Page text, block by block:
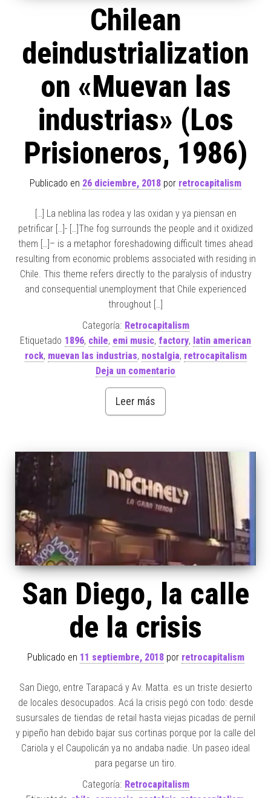
Chilean
deindustrialization
on «Muevan las
industrias» (Los
Prisioneros, 1986)
Publicado en 26 diciembre, 2018 por retrocapitalism
[…] La neblina las rodea y las oxidan y ya piensan en
petrificar […]- […]The fog surrounds the people and it oxidized
them […]– is a metaphor foreshadowing difficult times ahead
resulting from economic problems associated with residing in
Chile. This theme refers directly to the paralysis of industry
and consequential unemployment that Chile experienced
throughout […]
Categoría: Retrocapitalism
Etiquetado 1896, chile, emi music, factory, latin american
rock, muevan las industrias, nostalgia, retrocapitalism
Deja un comentario
Leer más
San Diego, la calle
de la crisis
Publicado en 11 septiembre, 2018por retrocapitalism
San Diego, entre Tarapacá y Av. Matta. es un triste desierto
de locales desocupados. Acá la crisis pegó con todo: desde
susursales de tiendas de retail hasta viejas picadas de pernil
y pipeño han debido bajar sus cortinas porque por la calle del
Cariola y el Caupolicán ya no andaba nadie. Un paseo ideal
para pegarse un tiro.
Categoría: Retrocapitalism